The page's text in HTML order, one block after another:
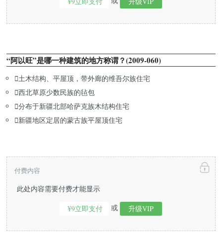
“阿以旺”是哪一种建筑的地方称谓？(2009-060)
土木结构、平屋顶，带外廊的维吾尔族住宅
西北草原少数民族的毡包
分布于新疆北部哈萨克族木结构住宅
新疆地区定居的蒙古族平屋顶住宅
此处内容需要付费才能显示
¥9立即支付 或 升级VIP
付费内容